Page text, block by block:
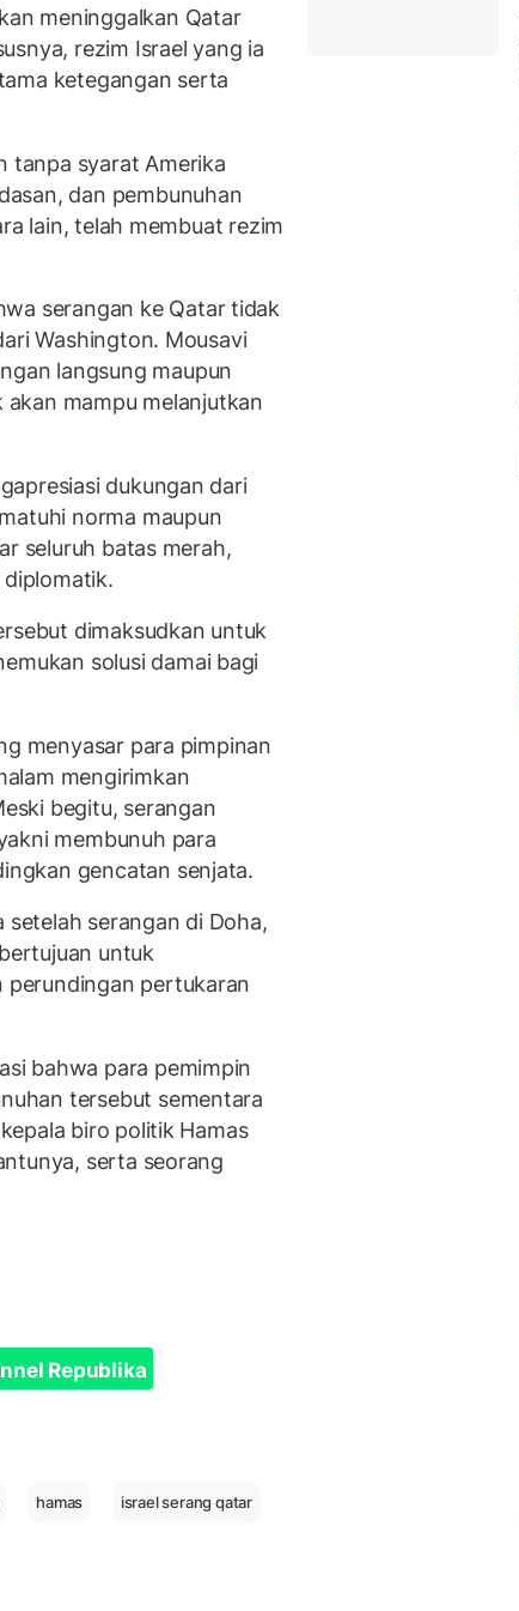
meninggalkan Qatar
rezim Israel yang ia
ketegangan serta
tanpa syarat Amerika
dan pembunuhan
lain, telah membuat rezim
serangan ke Qatar tidak
Washington. Mousavi
langsung maupun
mampu melanjutkan
dukungan dari
norma maupun
seluruh batas merah,
dimaksudkan untuk
solusi damai bagi
menyasar para pimpinan
mengirimkan
begitu, serangan
membunuh para
gencatan senjata.
serangan di Doha,
untuk
perundingan pertukaran
bahwa para pemimpin
tersebut sementara
biro politik Hamas
serta seorang
Republika
hamas israel serang qatar